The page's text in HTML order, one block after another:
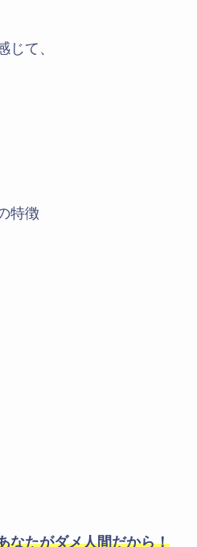
じて、
特徴
なたがダメ人間だから！